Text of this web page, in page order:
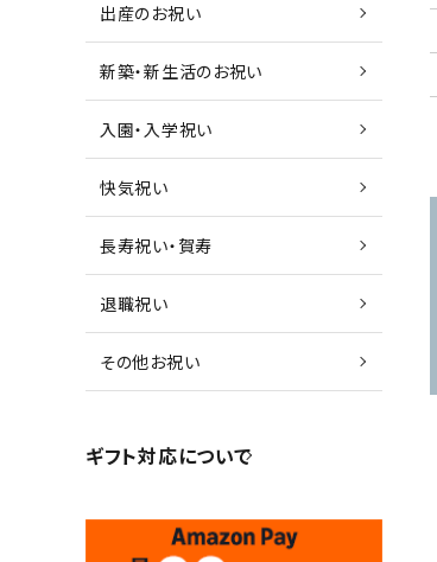
出産のお祝い
新築・新生活のお祝い
入園・入学祝い
快気祝い
長寿祝い・賀寿
退職祝い
その他お祝い
ギフト対応について